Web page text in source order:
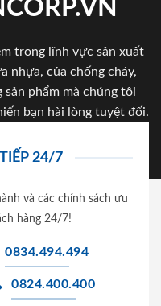
trong lĩnh vực sản xuất
nhựa, của chống cháy,
phẩm mà chúng tôi
bạn hài lòng tuyệt đối.
24/7
và các chính sách ưu
hàng 24/7!
0834.494.494
0824.400.400